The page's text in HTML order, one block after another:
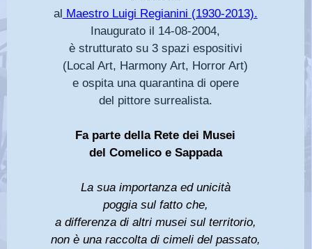
al Maestro Luigi Regianini (1930-2013).
Inaugurato il 14-08-2004,
è strutturato su 3 spazi espositivi
(Local Art, Harmony Art, Horror Art)
e ospita una quarantina di opere
del pittore surrealista.
Fa parte della Rete dei Musei
del Comelico e Sappada
La sua importanza ed unicità
poggia sul fatto che,
a differenza di altri musei sul territorio,
non è una raccolta di cimeli del passato,